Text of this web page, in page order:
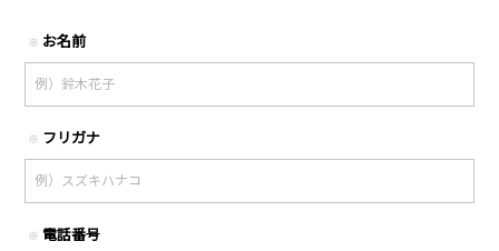
※ お名前
※ フリガナ
※ 電話番号